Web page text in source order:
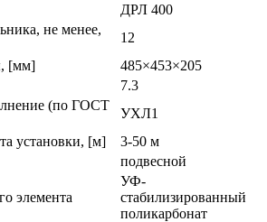
ДРЛ 400
не менее,
12
[мм]
485×453×205
7.3
(по ГОСТ
УХЛ1
установки, [м]
3-50 м
подвесной
элемента
УФ-
стабилизированный
поликарбонат